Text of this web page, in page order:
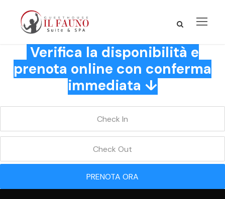
Verifica la disponibilità e
prenota online con conferma
immediata ↓
PRENOTA ORA